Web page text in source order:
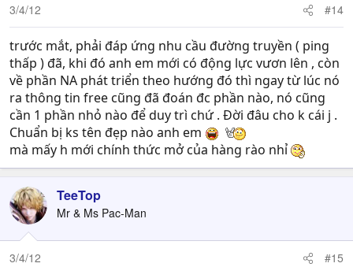
3/4/12 #14
trước mắt, phải đáp ứng nhu cầu đường truyền ( ping
thấp ) đã, khi đó anh em mới có động lực vươn lên , còn
về phần NA phát triển theo hướng đó thì ngay từ lúc nó
ra thông tin free cũng đã đoán đc phần nào, nó cũng
cần 1 phần nhỏ nào để duy trì chứ . Đời đâu cho k cái j .
Chuẩn bị ks tên đẹp nào anh em
mà mấy h mới chính thức mở của hàng rào nhỉ
TeeTop
Mr & Ms Pac-Man
3/4/12 #15